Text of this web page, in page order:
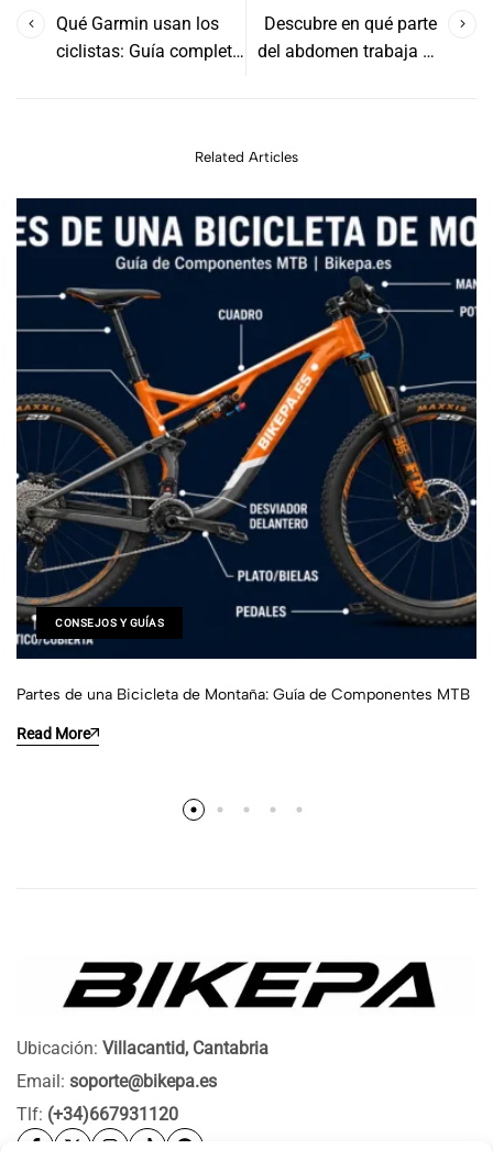
Qué Garmin usan los
ciclistas: Guía completa
Descubre en qué parte
del abdomen trabaja al
Related Articles
CONSEJOS Y GUÍAS
Partes de una Bicicleta de Montaña: Guía de Componentes MTB
Read More
Ubicación: Villacantid, Cantabria
Email: soporte@bikepa.es
Tlf: (+34)667931120